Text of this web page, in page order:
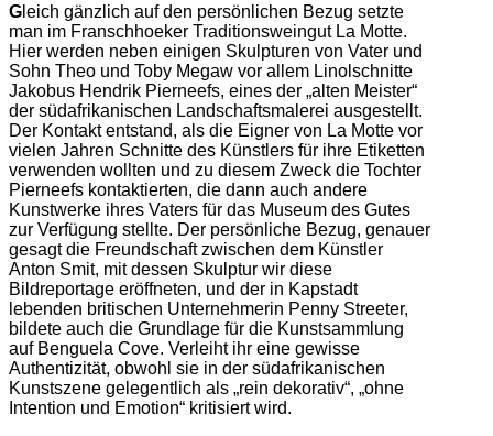
G leich gänzlich auf den persönlichen Bezug setzte
man im Franschhoeker Traditionsweingut La Motte.
Hier werden neben einigen Skulpturen von Vater und
Sohn Theo und Toby Megaw vor allem Linolschnitte
Jakobus Hendrik Pierneefs, eines der „alten Meister“
der südafrikanischen Landschaftsmalerei ausgestellt.
Der Kontakt entstand, als die Eigner von La Motte vor
vielen Jahren Schnitte des Künstlers für ihre Etiketten
verwenden wollten und zu diesem Zweck die Tochter
Pierneefs kontaktierten, die dann auch andere
Kunstwerke ihres Vaters für das Museum des Gutes
zur Verfügung stellte. Der persönliche Bezug, genauer
gesagt die Freundschaft zwischen dem Künstler
Anton Smit, mit dessen Skulptur wir diese
Bildreportage eröffneten, und der in Kapstadt
lebenden britischen Unternehmerin Penny Streeter,
bildete auch die Grundlage für die Kunstsammlung
auf Benguela Cove. Verleiht ihr eine gewisse
Authentizität, obwohl sie in der südafrikanischen
Kunstszene gelegentlich als „rein dekorativ“, „ohne
Intention und Emotion“ kritisiert wird.